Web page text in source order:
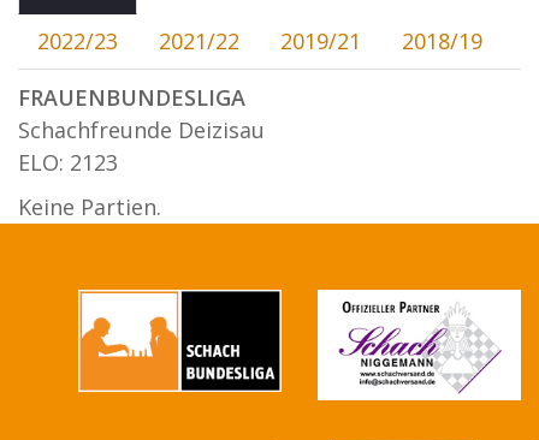
2022/23
2021/22 2019/21
2018/19
FRAUENBUNDESLIGA
Schachfreunde Deizisau
ELO: 2123
Keine Partien.